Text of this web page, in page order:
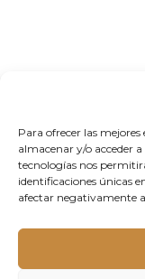
Para ofrecer las
almacenar y/o acceder
tecnologías nos
identificaciones únicas
afectar negativamente